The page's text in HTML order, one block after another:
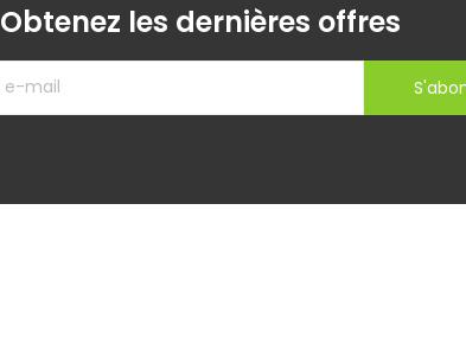
Obtenez les dernières offres